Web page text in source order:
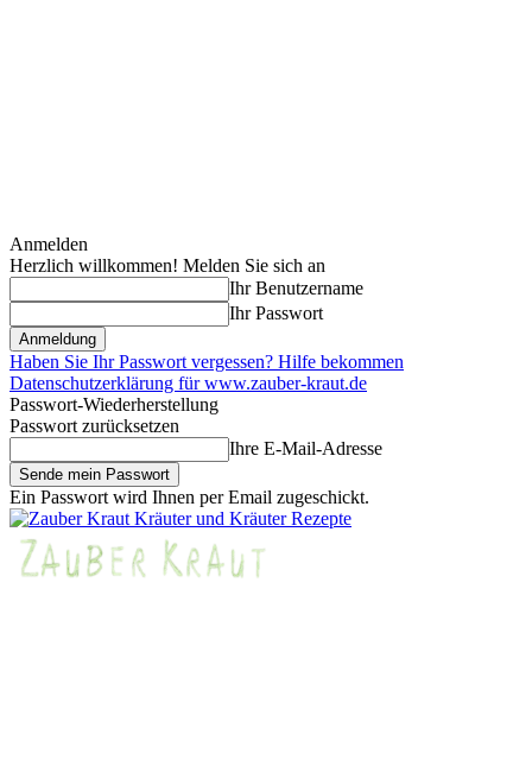
Anmelden
Herzlich willkommen! Melden Sie sich an
Ihr Benutzername
Ihr Passwort
Haben Sie Ihr Passwort vergessen? Hilfe bekommen
Datenschutzerklärung für www.zauber-kraut.de
Passwort-Wiederherstellung
Passwort zurücksetzen
Ihre E-Mail-Adresse
Ein Passwort wird Ihnen per Email zugeschickt.
Kräuter und Kräuter Rezepte